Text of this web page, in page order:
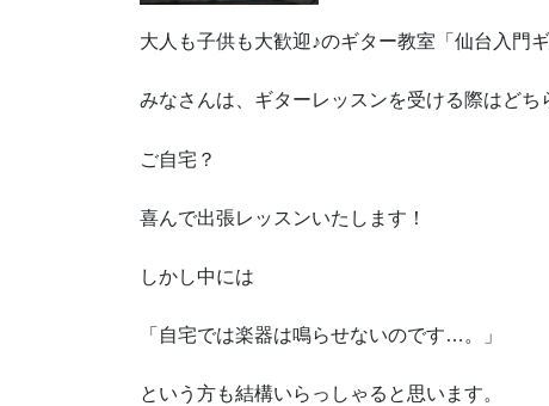
大人も子供も大歓迎♪のギター教室「仙台入門
みなさんは、ギターレッスンを受ける際はどち
ご自宅？
喜んで出張レッスンいたします！
しかし中には
「自宅では楽器は鳴らせないのです…。」
という方も結構いらっしゃると思います。